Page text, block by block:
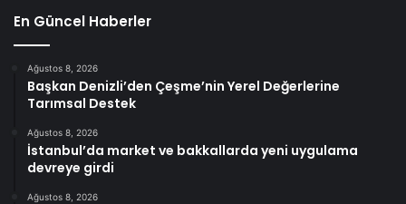
En Güncel Haberler
Ağustos 8, 2026
Başkan Denizli’den Çeşme’nin Yerel Değerlerine
Tarımsal Destek
Ağustos 8, 2026
İstanbul’da market ve bakkallarda yeni uygulama
devreye girdi
Ağustos 8, 2026